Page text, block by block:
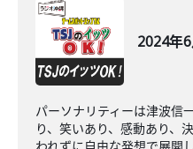
2024年
パーソナリティーは津波信
り、笑いあり、感動あり、